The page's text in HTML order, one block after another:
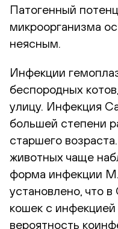
Патогенный
микроорганизма
неясным.
Инфекции
беспородных
улицу. Инфекция
большей степени
старшего
животных чаще
форма инфекции
установлено, что
кошек с
вероятность